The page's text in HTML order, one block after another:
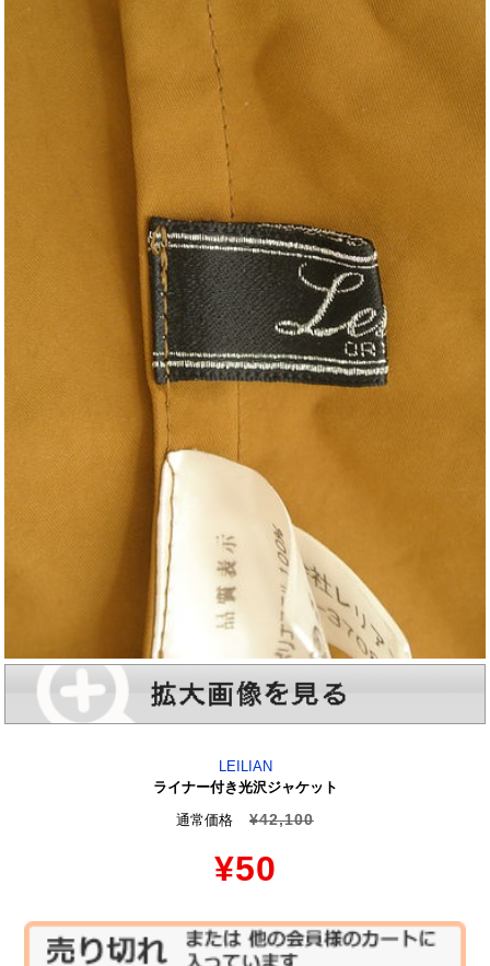
LEILIAN
ライナー付き光沢ジャケット
通常価格
¥42,100
¥50